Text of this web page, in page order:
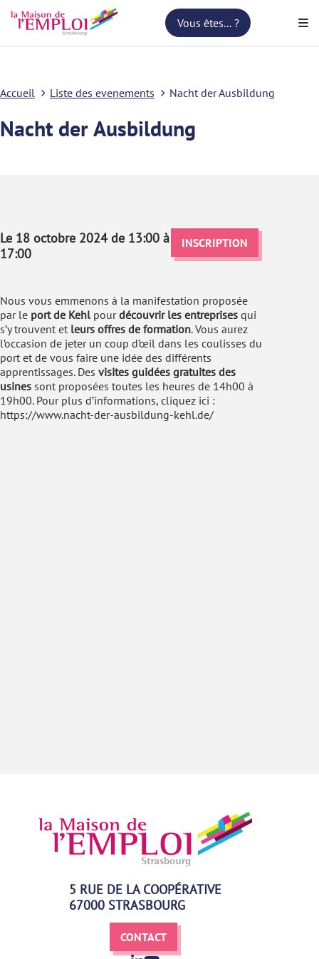
Vous êtes... ?
Accueil Liste des evenements Nacht der Ausbildung
Nacht der Ausbildung
Le 18 octobre 2024 de 13:00 à
17:00
INSCRIPTION
Nous vous emmenons à la manifestation proposée
par le port de Kehl pourdécouvrir les entreprises qui
s’y trouvent et leurs offres de formation. Vous aurez
l’occasion de jeter un coup d’œil dans les coulisses du
port et de vous faire une idée des différents
apprentissages. Des visites guidées gratuites des
usines sont proposées toutes les heures de 14h00 à
19h00. Pour plus d’informations, cliquez ici :
https://www.nacht-der-ausbildung-kehl.de/
5 RUE DE LA COOPÉRATIVE
67000 STRASBOURG
CONTACT